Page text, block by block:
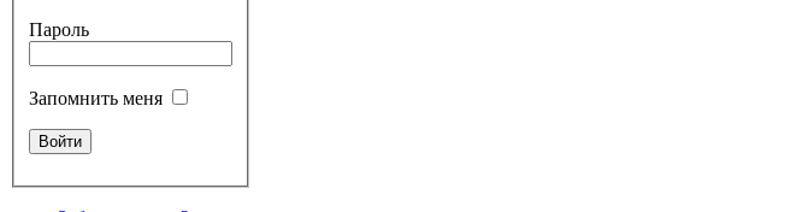
Пароль
Запомнить меня